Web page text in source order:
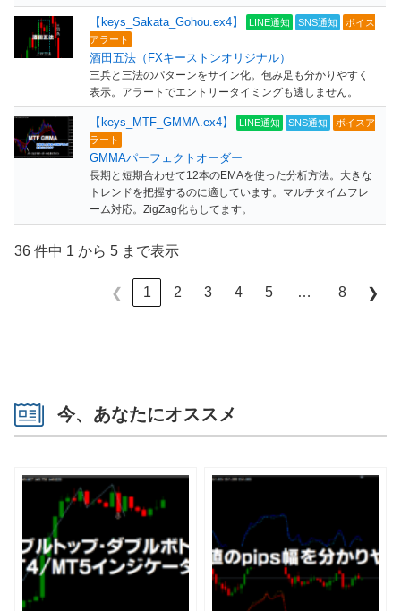
【keys_Sakata_Gohou.ex4】 LINE通知 SNS通知
ボイス
アラート
酒田五法（FXキーストンオリジナル）
三兵と三法のパターンをサイン化。包み足も分かりやすく
表示。アラートでエントリータイミングも逃しません。
【keys_MTF_GMMA.ex4】 LINE通知 SNS通知
ボイスア
ラート
GMMAパーフェクトオーダー
長期と短期合わせて12本のEMAを使った分析方法。大きな
トレンドを把握するのに適しています。マルチタイムフレ
ーム対応。ZigZag化もしてます。
36 件中 1 から 5 まで表示
❮ 1 2 3 4 5 … 8 ❯
今、あなたにオススメ